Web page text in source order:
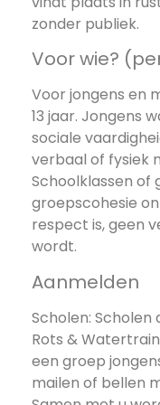
zonder publiek.
Voor wie?
Voor jongens en
13 jaar. Jongens
sociale
verbaal of fysiek
Schoolklassen of
groepscohesie
respect is, geen
wordt.
Aanmelden
Scholen: Scholen
Rots &
een groep
mailen of bellen